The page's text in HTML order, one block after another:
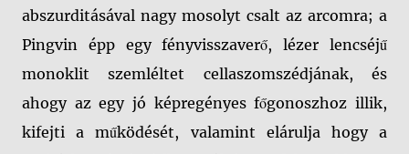
abszurditásával nagy mosolyt csalt az arcomra; a
Pingvin épp egy fényvisszaverő, lézer lencséjű
monoklit szemléltet cellaszomszédjának, és
ahogy az egy jó képregényes főgonoszhoz illik,
kifejti a működését, valamint elárulja hogy a